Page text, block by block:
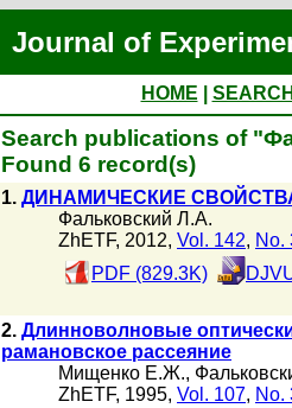
Journal of
HOME
Search publications of
Found 6 record(s)
1. ДИНАМИЧЕСКИЕ
Фальковский Л.А.
ZhETF, 2012, Vol. 142, No.
PDF (829.3K)
2. Длинноволновые
рамановское рассеяние
Мищенко Е.Ж.,
ZhETF, 1995, Vol. 107, No.